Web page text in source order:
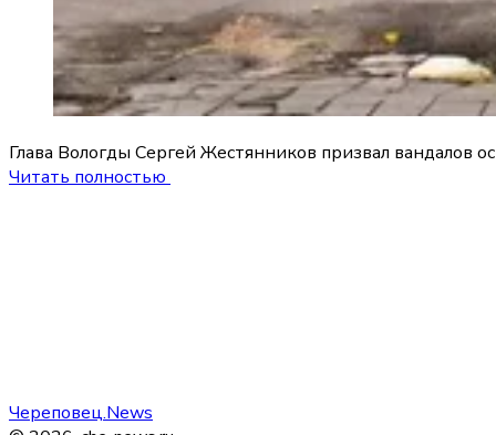
Глава Вологды Сергей Жестянников призвал вандалов
Читать полностью
Череповец.News